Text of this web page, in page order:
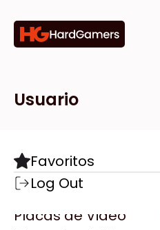
Categorías
Componentes
Motherboards
Microprocesadores
Placas de Video
Marcas
Todas las Marcas
AMD
AULA
Tiendas
Destacadas
Usuario
Favoritos
Log Out